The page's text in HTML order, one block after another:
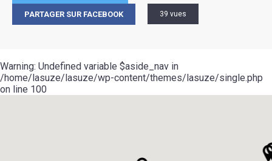
PARTAGER SUR FACEBOOK 39 vues
Warning: Undefined variable $aside_nav in
/home/lasuze/lasuze/wp-content/themes/lasuze/single.php
on line 100